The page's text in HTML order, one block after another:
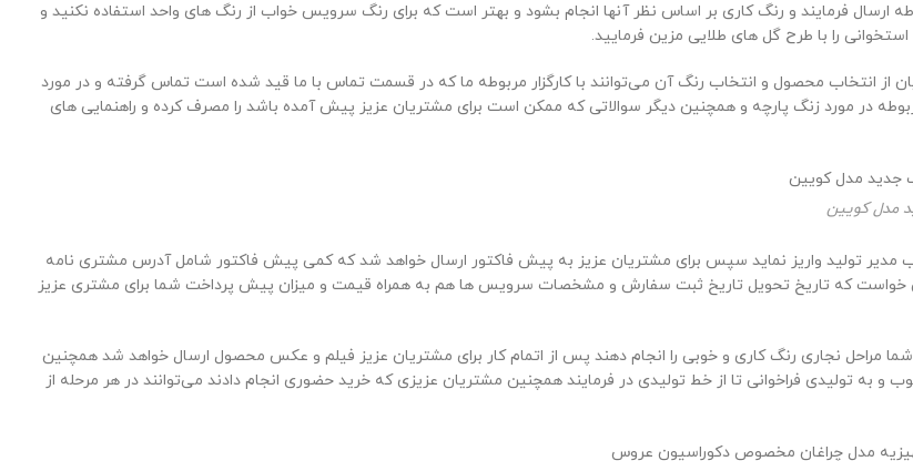
ارسال فرمایند و رنگ کاری بر اساس نظر آنها انجام بشود و بهتر است که برای رنگ سرویس خواب از رنگ های واحد استفاده نکنید و
را با طرح گل های طلایی مزین فرمایید.
انتخاب محصول و انتخاب رنگ آن می‌توانند با کارگزار مربوطه ما که در قسمت تماس با ما قید شده است تماس گرفته و در مورد
در مورد زنگ پارچه و همچنین دیگر سوالاتی که ممکن است برای مشتریان عزیز پیش آمده باشد را مصرف کرده و راهنمایی های
مدل کویین
پیش پرداخت به حساب مدیر تولید واریز نماید سپس برای مشتریان عزیز به پیش فاکتور ارسال خواهد شد که کمی پیش فاکتور شامل آدرس مشتری نامه
که تاریخ تحویل تاریخ ثبت سفارش و مشخصات سرویس ها هم به همراه قیمت و میزان پیش پرداخت شما برای مشتری عزیز
خواهد بود تا سرویس ها به شما مراحل نجاری رنگ کاری و خوبی را انجام دهند پس از اتمام کار برای مشتریان عزیز فیلم و عکس محصول ارسال خواهد شد همچنین
به تولیدی فراخوانی تا از خط تولیدی در فرمایند همچنین مشتریان عزیزی که خرید حضوری انجام دادند می‌توانند در هر مرحله از